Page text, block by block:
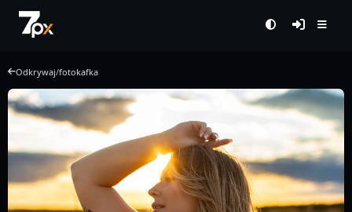
Odkrywaj/fotokafka